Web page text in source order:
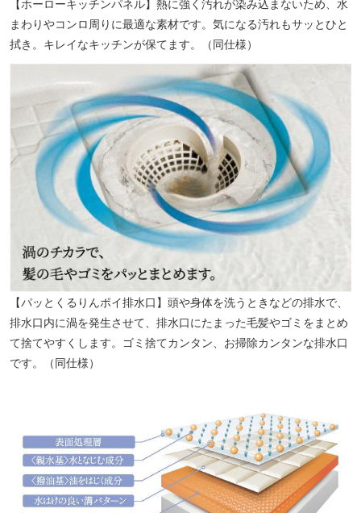
【ホーローキッチンパネル】熱に強く汚れが染み込まないため、水
まわりやコンロ周りに最適な素材です。気になる汚れもサッとひと
拭き。キレイなキッチンが保てます。（同仕様）
【パッとくるりんポイ排水口】頭や身体を洗うときなどの排水で、
排水口内に渦を発生させて、排水口にたまった毛髪やゴミをまとめ
て捨てやすくします。ゴミ捨てカンタン、お掃除カンタンな排水口
です。（同仕様）